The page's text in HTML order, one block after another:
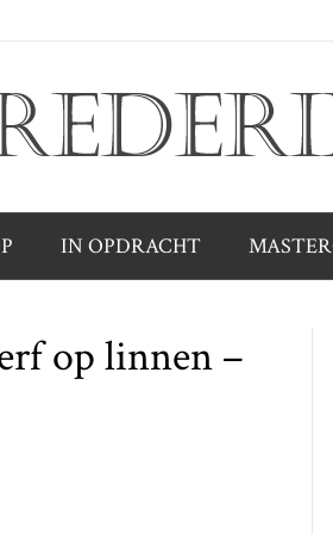
IN OPDRACHT
op linnen –